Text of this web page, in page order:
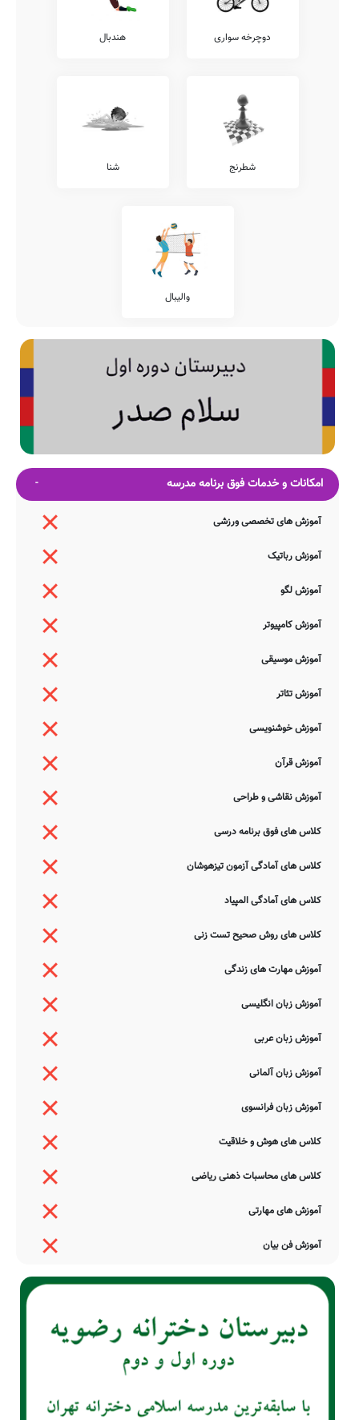
دوچرخه سواری هندبال
شطرنج شنا
والیبال
امکانات و خدمات فوق برنامه مدرسه
آموزش های تخصصی ورزشی
آموزش رباتیک
آموزش لگو
آموزش کامپیوتر
آموزش موسیقی
آموزش تئاتر
آموزش خوشنویسی
آموزش قرآن
آموزش نقاشی و طراحی
کلاس های فوق برنامه درسی
کلاس های آمادگی آزمون تیزهوشان
کلاس های آمادگی المپیاد
کلاس های روش صحیح تست زنی
آموزش مهارت های زندگی
آموزش زبان انگلیسی
آموزش زبان عربی
آموزش زبان آلمانی
آموزش زبان فرانسوی
کلاس های هوش و خلاقیت
کلاس های محاسبات ذهنی ریاضی
آموزش های مهارتی
آموزش فن بیان